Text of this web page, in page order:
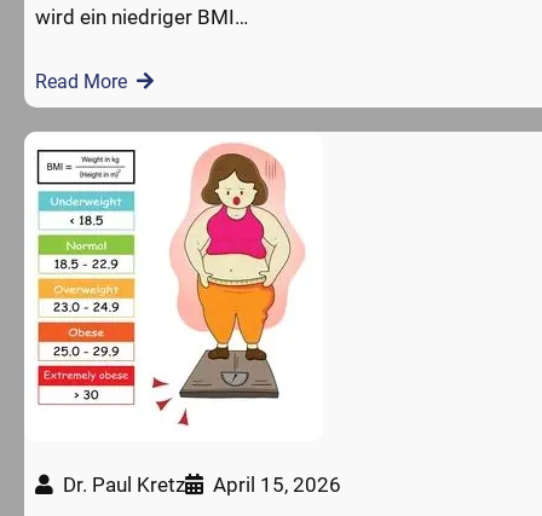
wird ein niedriger BMI…
Read More
Dr. Paul Kretz April 15, 2026